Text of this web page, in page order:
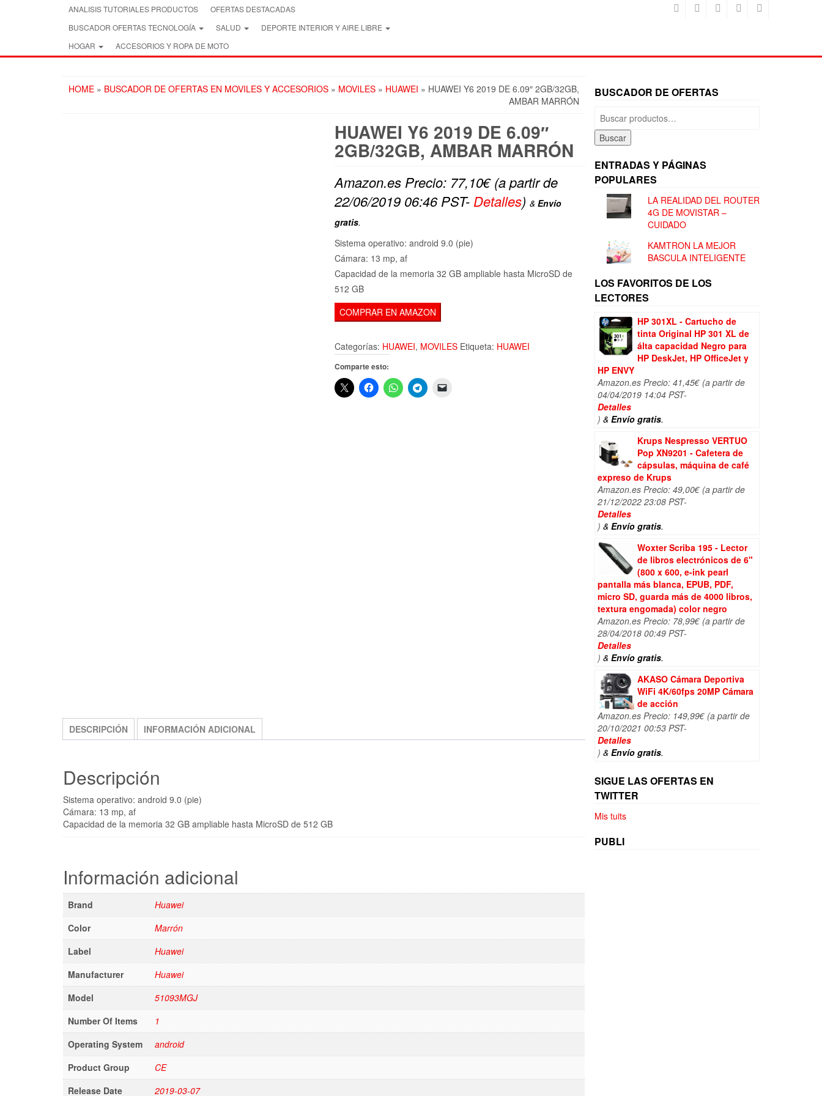
ANALISIS TUTORIALES PRODUCTOS
OFERTAS DESTACADAS
BUSCADOR OFERTAS TECNOLOGÍA
SALUD
DEPORTE INTERIOR Y AIRE LIBRE
HOGAR
ACCESORIOS Y ROPA DE MOTO
HOME » BUSCADOR DE OFERTAS EN MOVILES Y ACCESORIOS » MOVILES » HUAWEI » HUAWEI Y6 2019 DE 6.09″ 2GB/32GB,
AMBAR MARRÓN
HUAWEI Y6 2019 DE 6.09″
2GB/32GB, AMBAR MARRÓN
Amazon.es Precio: 77,10€(a partir de
22/06/2019 06:46 PST- Detalles) & Envío
gratis.
Sistema operativo: android 9.0 (pie)
Cámara: 13 mp, af
Capacidad de la memoria 32 GB ampliable hasta MicroSD de
512 GB
COMPRAR EN AMAZON
Categorías: HUAWEI, MOVILES Etiqueta: HUAWEI
Comparte esto:
DESCRIPCIÓN INFORMACIÓN ADICIONAL
Descripción
Sistema operativo: android 9.0 (pie)
Cámara: 13 mp, af
Capacidad de la memoria 32 GB ampliable hasta MicroSD de 512 GB
Información adicional
Brand
Huawei
Color
Marrón
Label
Huawei
Manufacturer
Huawei
Model
51093MGJ
Number Of Items
1
Operating System
android
Product Group
CE
Release Date
2019-03-07
BUSCADOR DE OFERTAS
Buscar
por:
Buscar
ENTRADAS Y PÁGINAS
POPULARES
LA REALIDAD DEL ROUTER
4G DE MOVISTAR –
CUIDADO
KAMTRON LA MEJOR
BASCULA INTELIGENTE
LOS FAVORITOS DE LOS
LECTORES
HP 301XL - Cartucho de
tinta Original HP 301 XL de
álta capacidad Negro para
HP DeskJet, HP OfficeJet y
HP ENVY
Amazon.es Precio: 41,45€ (a partir de
04/04/2019 14:04 PST-
Detalles
) & Envío gratis.
Krups Nespresso VERTUO
Pop XN9201 - Cafetera de
cápsulas, máquina de café
expreso de Krups
Amazon.es Precio: 49,00€ (a partir de
21/12/2022 23:08 PST-
Detalles
) & Envío gratis.
Woxter Scriba 195 - Lector
de libros electrónicos de 6"
(800 x 600, e-ink pearl
pantalla más blanca, EPUB, PDF,
micro SD, guarda más de 4000 libros,
textura engomada) color negro
Amazon.es Precio: 78,99€ (a partir de
28/04/2018 00:49 PST-
Detalles
) & Envío gratis.
AKASO Cámara Deportiva
WiFi 4K/60fps 20MP Cámara
de acción
Amazon.es Precio: 149,99€ (a partir de
20/10/2021 00:53 PST-
Detalles
) & Envío gratis.
SIGUE LAS OFERTAS EN
TWITTER
Mis tuits
PUBLI